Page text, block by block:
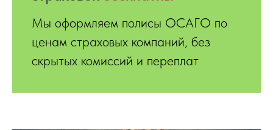
Мы оформляем полисы ОСАГО по
ценам страховых компаний, без
скрытых комиссий и переплат